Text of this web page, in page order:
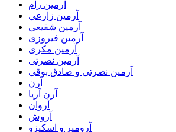
آرمین رام
آرمین زارعی
آرمین شفیعی
آرمین فیروزی
آرمین مکری
آرمین نصرتی
آرمین نصرتی و صادق بوقی
آرن
آرن آریا
آروان
آروش
آرومیر و اسکیزو